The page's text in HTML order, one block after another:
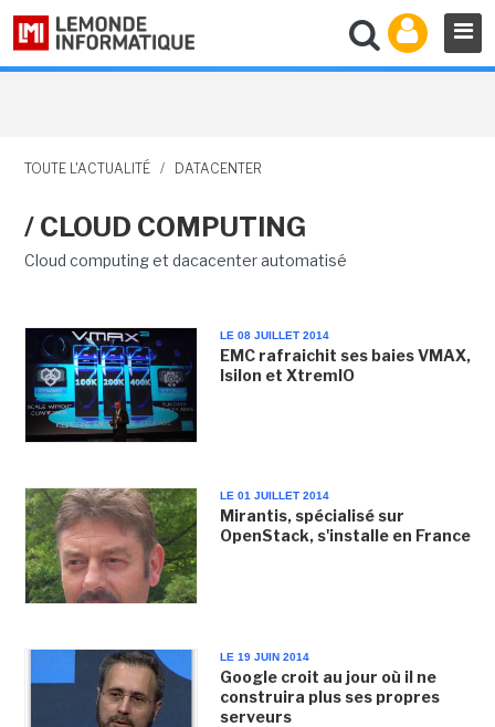
TOUTE L'ACTUALITÉ / DATACENTER
/ CLOUD COMPUTING
Cloud computing et dacacenter automatisé
LE 08 JUILLET 2014
EMC rafraichit ses baies VMAX,
Isilon et XtremIO
LE 01 JUILLET 2014
Mirantis, spécialisé sur
OpenStack, s'installe en France
LE 19 JUIN 2014
Google croit au jour où il ne
construira plus ses propres
serveurs